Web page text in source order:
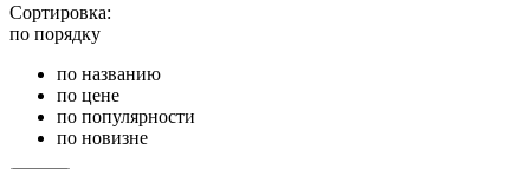
Сортировка:
по порядку
по названию
по цене
по популярности
по новизне